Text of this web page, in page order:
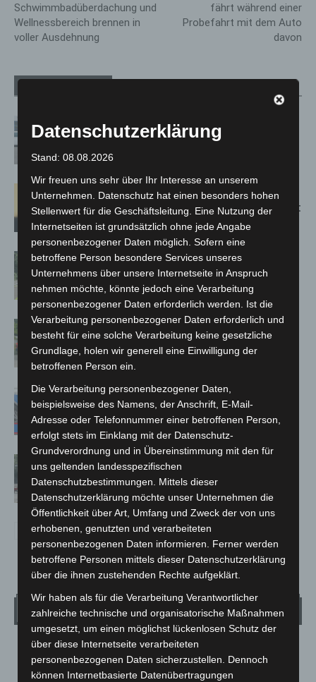
Schwimmbadüberdachung und
Wellnessbereich brennen in
voller Ausdehnung
fährt während einer
Probefahrt mit dem Auto
davon
Niedersachsen: Feuerwehrkräfte
kehren nach Waldbrandeinsatz aus
Spanien zurück
Hannover: Erste Tigermücken-
Population in Niedersachsen entdeckt
Brand im „Haus der Begegnung“ in
Neuwarmbüchen schnell eingedämmt
Region Hannover: 21 neue
Notfallsanitäter starten beim Roten
Mann läuft mit Hockeyschläger über
A7 – Polizei sucht Zeugen
Gasleitung bei McDonald’s-Umbau in
Langenhagen beschädigt
Wetter
LANGENHAGEN
Überwiegend Bewölkt
Datenschutzerklärung
Stand: 08.08.2026
Wir freuen uns sehr über Ihr Interesse an unserem
Unternehmen. Datenschutz hat einen besonders hohen
Stellenwert für die Geschäftsleitung. Eine Nutzung der
Internetseiten ist grundsätzlich ohne jede Angabe
personenbezogener Daten möglich. Sofern eine
betroffene Person besondere Services unseres
Unternehmens über unsere Internetseite in Anspruch
nehmen möchte, könnte jedoch eine Verarbeitung
personenbezogener Daten erforderlich werden. Ist die
Verarbeitung personenbezogener Daten erforderlich und
besteht für eine solche Verarbeitung keine gesetzliche
Grundlage, holen wir generell eine Einwilligung der
betroffenen Person ein.
Die Verarbeitung personenbezogener Daten,
beispielsweise des Namens, der Anschrift, E-Mail-
Adresse oder Telefonnummer einer betroffenen Person,
erfolgt stets im Einklang mit der Datenschutz-
Grundverordnung und in Übereinstimmung mit den für
uns geltenden landesspezifischen
Datenschutzbestimmungen. Mittels dieser
Datenschutzerklärung möchte unser Unternehmen die
Öffentlichkeit über Art, Umfang und Zweck der von uns
erhobenen, genutzten und verarbeiteten
personenbezogenen Daten informieren. Ferner werden
betroffene Personen mittels dieser Datenschutzerklärung
über die ihnen zustehenden Rechte aufgeklärt.
Wir haben als für die Verarbeitung Verantwortlicher
zahlreiche technische und organisatorische Maßnahmen
umgesetzt, um einen möglichst lückenlosen Schutz der
über diese Internetseite verarbeiteten
personenbezogenen Daten sicherzustellen. Dennoch
können Internetbasierte Datenübertragungen